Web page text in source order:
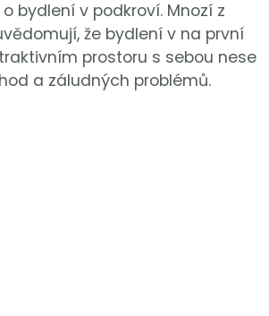
bydlení v podkroví. Mnozí z
že bydlení v na první
prostoru s sebou nese
a záludných problémů.